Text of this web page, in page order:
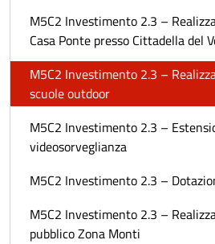
M5C2 Investimento 2.3 –
Casa Ponte presso Cittadella del
M5C2 Investimento 2.3 –
scuole outdoor
M5C2 Investimento 2.3 –
videosorveglianza
M5C2 Investimento 2.3 –
M5C2 Investimento 2.3 –
pubblico Zona Monti